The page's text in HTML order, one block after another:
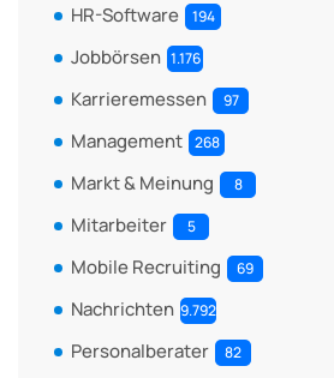
HR-Software 194
Jobbörsen 1.176
Karrieremessen 97
Management 268
Markt & Meinung 8
Mitarbeiter 5
Mobile Recruiting 69
Nachrichten 9.792
Personalberater 82